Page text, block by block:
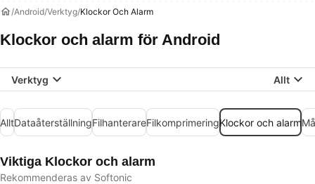
Android Verktyg Klockor Och Alarm
Klockor och alarm för Android
Verktyg Allt
AlltDataåterställningFilhanterareFilkomprimeringKlockor och alarm
Viktiga Klockor och alarm
Rekommenderas av Softonic